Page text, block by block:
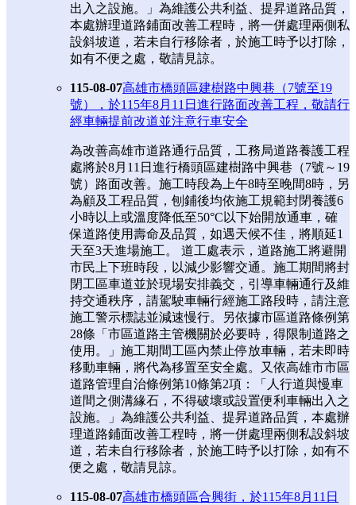
出入之設施。」為維護公共利益、提昇道路品質，
本處辦理道路鋪面改善工程時，將一併處理兩側私
設斜坡道，若未自行移除者，於施工時予以打除，
如有不便之處，敬請見諒。
115-08-07高雄市橋頭區建樹路中興巷（7號至19
號），於115年8月11日進行路面改善工程，敬請行
經車輛提前改道並注意行車安全
為改善高雄市道路通行品質，工務局道路養護工程
處將於8月11日進行橋頭區建樹路中興巷（7號～19
號）路面改善。施工時段為上午8時至晚間8時，另
為顧及工程品質，刨鋪後均依施工規範封閉養護6
小時以上或溫度降低至50°C以下始開放通車，確
保道路使用壽命及品質，如遇天候不佳，將順延1
天至3天進場施工。 道工處表示，道路施工將避開
市民上下班時段，以減少影響交通。施工期間將封
閉工區車道並於現場安排義交，引導車輛通行及維
持交通秩序，請駕駛車輛行經施工路段時，請注意
施工警示標誌並減速慢行。另依據市區道路條例第
28條「市區道路主管機關於必要時，得限制道路之
使用。」施工期間工區內禁止停放車輛，若未即時
移動車輛，將代為移置至安全處。又依高雄市市區
道路管理自治條例第10條第2項：「人行道與慢車
道間之側溝緣石，不得破壞或設置便利車輛出入之
設施。」為維護公共利益、提昇道路品質，本處辦
理道路鋪面改善工程時，將一併處理兩側私設斜坡
道，若未自行移除者，於施工時予以打除，如有不
便之處，敬請見諒。
115-08-07高雄市橋頭區合興街，於115年8月11日